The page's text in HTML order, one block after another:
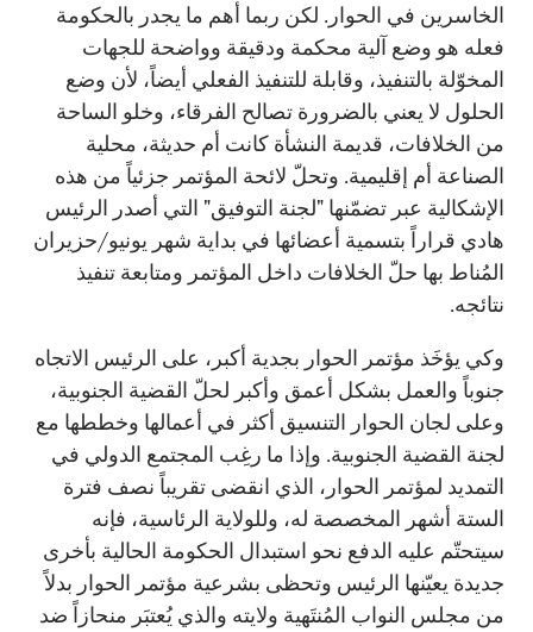
الخاسرين في الحوار. لكن ربما أهم ما يجدر بالحكومة
فعله هو وضع آلية محكمة ودقيقة وواضحة للجهات
المخوّلة بالتنفيذ، وقابلة للتنفيذ الفعلي أيضاً، لأن وضع
الحلول لا يعني بالضرورة تصالح الفرقاء، وخلو الساحة
من الخلافات، قديمة النشأة كانت أم حديثة، محلية
الصناعة أم إقليمية. وتحلّ لائحة المؤتمر جزئياً من هذه
الإشكالية عبر تضمّنها "لجنة التوفيق" التي أصدر الرئيس
هادي قراراً بتسمية أعضائها في بداية شهر يونيو/حزيران
المُناط بها حلّ الخلافات داخل المؤتمر ومتابعة تنفيذ
نتائجه.
وكي يؤخَذ مؤتمر الحوار بجدية أكبر، على الرئيس الاتجاه
جنوباً والعمل بشكل أعمق وأكبر لحلّ القضية الجنوبية،
وعلى لجان الحوار التنسيق أكثر في أعمالها وخططها مع
لجنة القضية الجنوبية. وإذا ما رغِب المجتمع الدولي في
التمديد لمؤتمر الحوار، الذي انقضى تقريباً نصف فترة
الستة أشهر المخصصة له، وللولاية الرئاسية، فإنه
سيتحتّم عليه الدفع نحو استبدال الحكومة الحالية بأخرى
جديدة يعيّنها الرئيس وتحظى بشرعية مؤتمر الحوار بدلاً
من مجلس النواب المُنتَهية ولايته والذي يُعتبَر منحازاً ضد